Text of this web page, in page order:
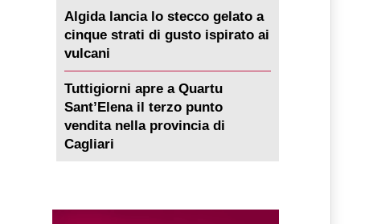
Algida lancia lo stecco gelato a
cinque strati di gusto ispirato ai
vulcani
Tuttigiorni apre a Quartu
Sant’Elena il terzo punto
vendita nella provincia di
Cagliari